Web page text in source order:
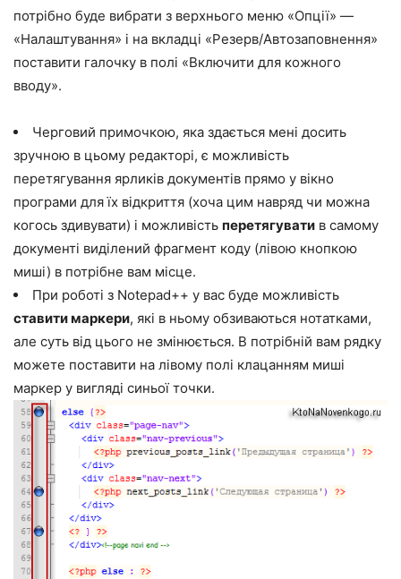
потрібно буде вибрати з верхнього меню «Опції» —
«Налаштування» і на вкладці «Резерв/Автозаповнення»
поставити галочку в полі «Включити для кожного
вводу».
Черговий примочкою, яка здається мені досить
зручною в цьому редакторі, є можливість
перетягування ярликів документів прямо у вікно
програми для їх відкриття (хоча цим навряд чи можна
когось здивувати) і можливість перетягувати в самому
документі виділений фрагмент коду (лівою кнопкою
миші) в потрібне вам місце.
При роботі з Notepad++ у вас буде можливість
ставити маркери, які в ньому обзиваються нотатками,
але суть від цього не змінюється. В потрібній вам рядку
можете поставити на лівому полі клацанням миші
маркер у вигляді синьої точки.